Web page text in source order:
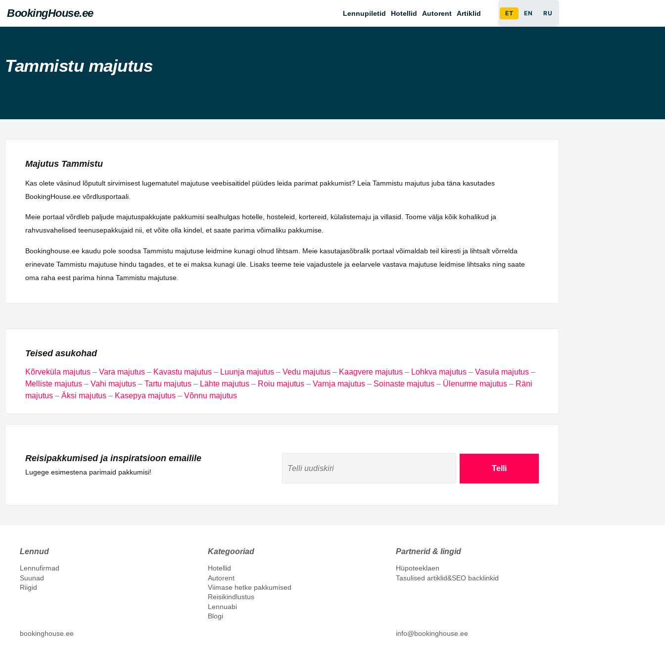
BookingHouse.ee Lennupiletid Hotellid Autorent Artiklid ET EN RU
Tammistu majutus
Majutus Tammistu
Kas olete väsinud lõputult sirvimisest lugematutel majutuse veebisaitidel püüdes leida parimat pakkumist? Leia Tammistu majutus juba täna kasutades
BookingHouse.ee võrdlusportaali.
Meie portaal võrdleb paljude majutuspakkujate pakkumisi sealhulgas hotelle, hosteleid, kortereid, külalistemaju ja villasid. Toome välja kõik kohalikud ja
rahvusvahelised teenusepakkujaid nii, et võite olla kindel, et saate parima võimaliku pakkumise.
Bookinghouse.ee kaudu pole soodsa Tammistu majutuse leidmine kunagi olnud lihtsam. Meie kasutajasõbralik portaal võimaldab teil kiiresti ja lihtsalt võrrelda
erinevate Tammistu majutuse hindu tagades, et te ei maksa kunagi üle. Lisaks teeme teie vajadustele ja eelarvele vastava majutuse leidmise lihtsaks ning saate
oma raha eest parima hinna Tammistu majutuse.
Teised asukohad
Kõrveküla majutus – Vara majutus – Kavastu majutus – Luunja majutus – Vedu majutus – Kaagvere majutus – Lohkva majutus – Vasula majutus –
Melliste majutus – Vahi majutus – Tartu majutus – Lähte majutus – Roiu majutus – Varnja majutus – Soinaste majutus – Ülenurme majutus – Räni
majutus – Äksi majutus – Kasepya majutus – Võnnu majutus
Reisipakkumised ja inspiratsioon emailile
Lugege esimestena parimaid pakkumisi! Telli
Lennud
Lennufirmad
Suunad
Riigid
Kategooriad
Hotellid
Autorent
Viimase hetke pakkumised
Reisikindlustus
Lennuabi
Blogi
Partnerid & lingid
Hüpoteeklaen
Tasulised artiklid&SEO backlinkid
bookinghouse.ee info@bookinghouse.ee